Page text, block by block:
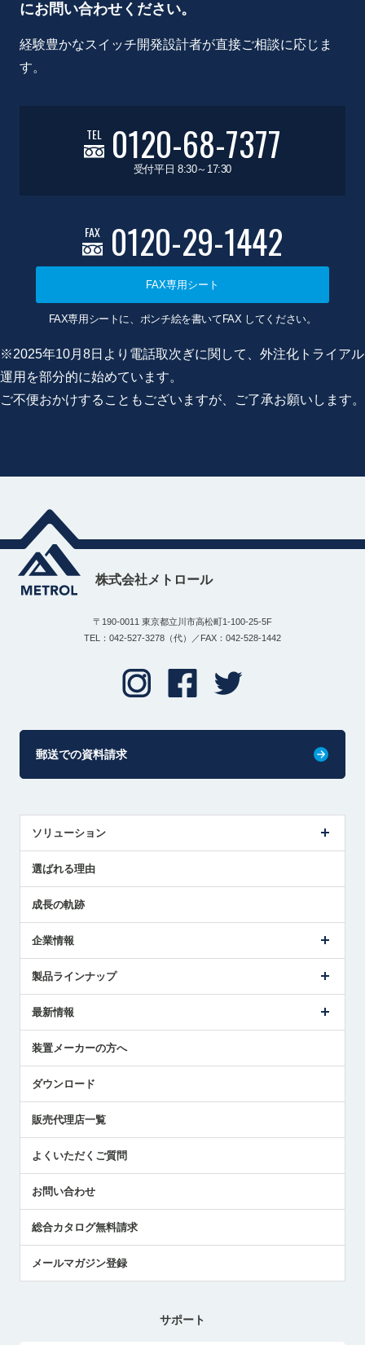
にお問い合わせください。
経験豊かなスイッチ開発設計者が直接ご相談に応じま
す。
TEL 0120-68-7377
受付平日 8:30～17:30
FAX 0120-29-1442
FAX専用シート
FAX専用シートに、ポンチ絵を書いてFAX してください。
※2025年10月8日より電話取次ぎに関して、外注化トライアル
運用を部分的に始めています。
ご不便おかけすることもございますが、ご了承お願いします。
株式会社メトロール
〒190-0011 東京都立川市高松町1-100-25-5F
TEL：042-527-3278（代）／FAX：042-528-1442
郵送での資料請求
ソリューション
解決策提案
選ばれる理由
成長の軌跡
企業情報
ごあいさつ
受賞履歴
採用情報
国/地域/言語
製品ラインナップ
ツールセッタ製品
エアマイクロセンサ製品
最新情報
メトロールの技術
社員ブログ
中小企業のBCP地震対策
センサのテクニカルガイド
社長ブログ
装置メーカーの方へ
ダウンロード
販売代理店一覧
よくいただくご質問
お問い合わせ
総合カタログ無料請求
メールマガジン登録
サポート